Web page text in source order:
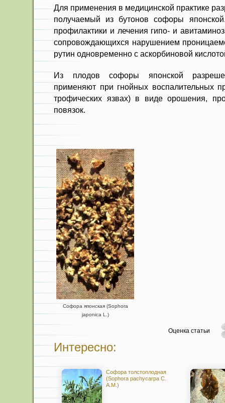
Для применения в медицинской практике
получаемый из бутонов софоры
профилак­тики и лечения гипо- и
сопровождающих­ся нарушением
рутин одновременно с аскорбиновой
Из плодов софоры японской
применяют при гнойных воспалительных
трофических язвах) в виде орошения,
повязок.
Софора японская (Sophora
japonica L.)
Оценка статьи
Интересно:
Софора толстоплодная
(Sophora pachycarpa С.
A.M.)